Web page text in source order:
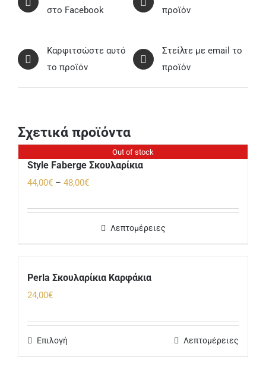
στο Facebook
προϊόν
Καρφιτσώστε αυτό
το προϊόν
Στείλτε με email το
προϊόν
Σχετικά προϊόντα
Out of stock
Style Faberge Σκουλαρίκια
44,00€ – 48,00€Price
44,00€
throughΛεπτομέρειες
Perla Σκουλαρίκια Καρφάκια
24,00€
Επιλογή Λεπτομέρειες